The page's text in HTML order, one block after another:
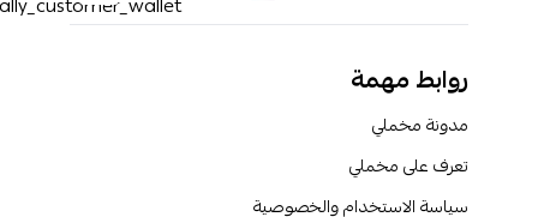
روابط مهمة
مدونة مخملي
تعرف على مخملي
سياسة الاستخدام والخصوصية